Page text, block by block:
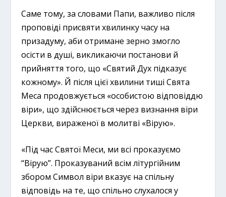
Саме тому, за словами Папи, важливо після
проповіді присвяти хвилинку часу на
призадуму, аби отримане зерно змогло
осісти в душі, викликаючи постанови й
прийняття того, що «Святий Дух підказує
кожному». Й після цієї хвилини тиші Свята
Меса продовжується «особистою відповіддю
віри», що здійснюється через визнання віри
Церкви, вираженої в молитві «Вірую».
«Під час Святої Меси, ми всі проказуємо
“Вірую”. Проказуваний всім літургійним
збором Символ віри вказує на спільну
відповідь на те, що спільно слухалося у